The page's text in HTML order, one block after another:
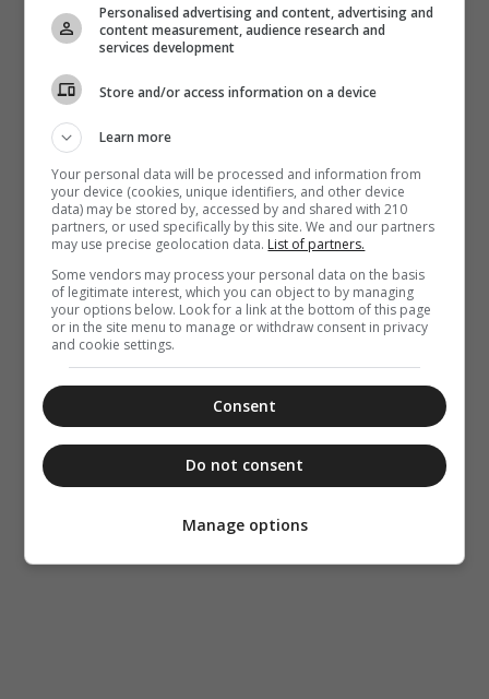
Personalised advertising and content, advertising and
content measurement, audience research and
services development
Store and/or access information on a device
Learn more
Your personal data will be processed and information from
your device (cookies, unique identifiers, and other device
data) may be stored by, accessed by and shared with 210
partners, or used specifically by this site. We and our partners
may use precise geolocation data. List of partners.
Some vendors may process your personal data on the basis
of legitimate interest, which you can object to by managing
your options below. Look for a link at the bottom of this page
or in the site menu to manage or withdraw consent in privacy
and cookie settings.
Consent
Do not consent
Manage options